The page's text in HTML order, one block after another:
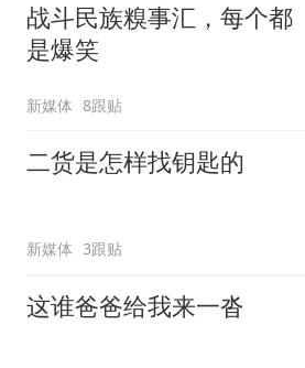
战斗民族糗事汇，每个都
是爆笑
新媒体 8跟贴
二货是怎样找钥匙的
新媒体 3跟贴
这谁爸爸给我来一沓